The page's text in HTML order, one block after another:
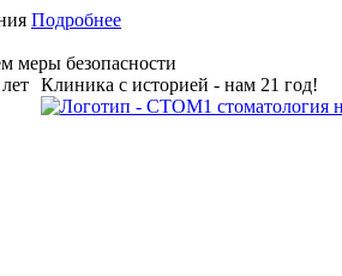
Подробнее
меры безопасности
Клиника с историей - нам 21 год!